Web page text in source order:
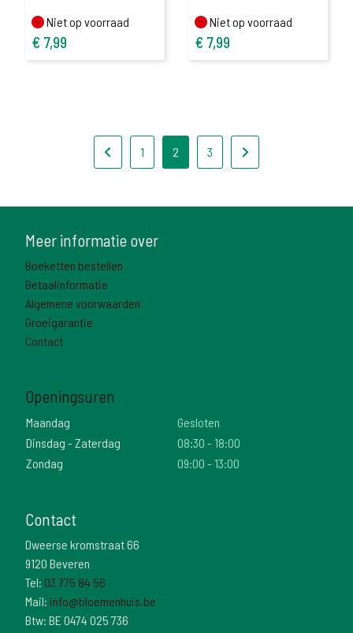
Niet op voorraad
Niet op voorraad
€ 7,99
Niet op voorraad
Niet op voorraad
€ 7,99
1 2 3
Meer informatie over
Boeketten bestellen
Betaalinformatie
Algemene voorwaarden
Groeigarantie
Contact
Openingsuren
Maandag
Gesloten
Dinsdag - Zaterdag
08:30 - 18:00
Zondag
09:00 - 13:00
Contact
Dweerse kromstraat 66
9120 Beveren
Tel: 03 775 84 56
Mail: info@bloemenhuis.be
Btw: BE 0474 025 736